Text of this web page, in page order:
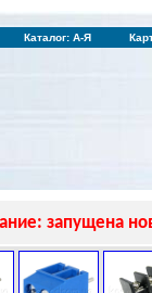
Каталог: А-Я
запущена